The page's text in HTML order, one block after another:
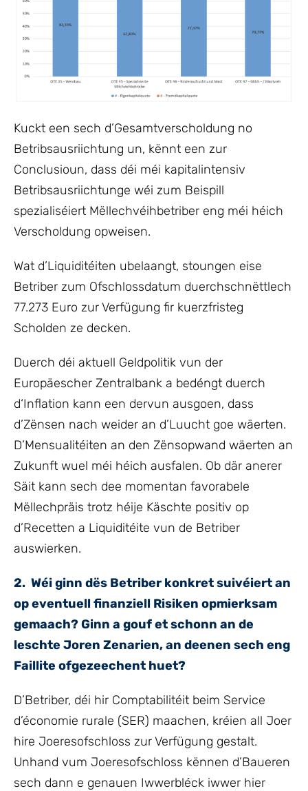
Kuckt een sech d’Gesamtverscholdung no
Betribsausriichtung un, kënnt een zur
Conclusioun, dass déi méi kapitalintensiv
Betribsausriichtunge wéi zum Beispill
spezialiséiert Mëllechvéihbetriber eng méi héich
Verscholdung opweisen.
Wat d’Liquiditéiten ubelaangt, stoungen eise
Betriber zum Ofschlossdatum duerchschnëttlech
77.273 Euro zur Verfügung fir kuerzfristeg
Scholden ze decken.
Duerch déi aktuell Geldpolitik vun der
Europäescher Zentralbank a bedéngt duerch
d‘Inflation kann een dervun ausgoen, dass
d’Zënsen nach weider an d’Luucht goe wäerten.
D’Mensualitéiten an den Zënsopwand wäerten an
Zukunft wuel méi héich ausfalen. Ob där anerer
Säit kann sech dee momentan favorabele
Mëllechpräis trotz héije Käschte positiv op
d’Recetten a Liquiditéite vun de Betriber
auswierken.
2. Wéi ginn dës Betriber konkret suivéiert an
op eventuell finanziell Risiken opmierksam
gemaach? Ginn a gouf et schonn an de
leschte Joren Zenarien, an deenen sech eng
Faillite ofgezeechent huet?
D’Betriber, déi hir Comptabilitéit beim Service
d’économie rurale (SER) maachen, kréien all Joer
hire Joeresofschloss zur Verfügung gestalt.
Unhand vum Joeresofschloss kënnen d’Baueren
sech dann e genauen Iwwerbléck iwwer hier